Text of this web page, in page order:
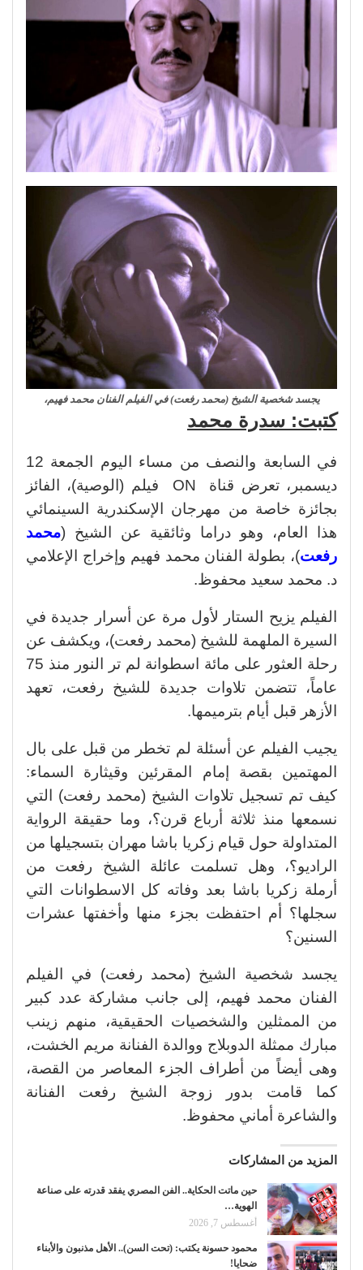
يجسد شخصية الشيخ (محمد رفعت) في الفيلم الفنان محمد فهيم،
كتبت: سدرة محمد
في السابعة والنصف من مساء اليوم الجمعة 12
ديسمبر، تعرض قناة ON فيلم (الوصية)، الفائز
بجائزة خاصة من مهرجان الإسكندرية السينمائي
هذا العام، وهو دراما وثائقية عن الشيخ (محمد
رفعت)، بطولة الفنان محمد فهيم وإخراج الإعلامي
د. محمد سعيد محفوظ.
الفيلم يزيح الستار لأول مرة عن أسرار جديدة في
السيرة الملهمة للشيخ (محمد رفعت)، ويكشف عن
رحلة العثور على مائة اسطوانة لم تر النور منذ 75
عاماً، تتضمن تلاوات جديدة للشيخ رفعت، تعهد
الأزهر قبل أيام بترميمها.
يجيب الفيلم عن أسئلة لم تخطر من قبل على بال
المهتمين بقصة إمام المقرئين وقيثارة السماء:
كيف تم تسجيل تلاوات الشيخ (محمد رفعت) التي
نسمعها منذ ثلاثة أرباع قرن؟، وما حقيقة الرواية
المتداولة حول قيام زكريا باشا مهران بتسجيلها من
الراديو؟، وهل تسلمت عائلة الشيخ رفعت من
أرملة زكريا باشا بعد وفاته كل الاسطوانات التي
سجلها؟ أم احتفظت بجزء منها وأخفتها عشرات
السنين؟
يجسد شخصية الشيخ (محمد رفعت) في الفيلم
الفنان محمد فهيم، إلى جانب مشاركة عدد كبير
من الممثلين والشخصيات الحقيقية، منهم زينب
مبارك ممثلة الدوبلاج ووالدة الفنانة مريم الخشت،
وهى أيضاً من أطراف الجزء المعاصر من القصة،
كما قامت بدور زوجة الشيخ رفعت الفنانة
والشاعرة أماني محفوظ.
المزيد من المشاركات
حين ماتت الحكاية.. الفن المصري يفقد قدرته على صناعة
الهوية…
أغسطس 7, 2026
محمود حسونة يكتب: (تحت السن).. الأهل مذنبون والأبناء
ضحايا!